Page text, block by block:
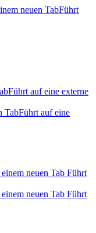
neuen TabFührt
Führt auf eine externe
TabFührt auf eine
neuen Tab Führt
neuen Tab Führt